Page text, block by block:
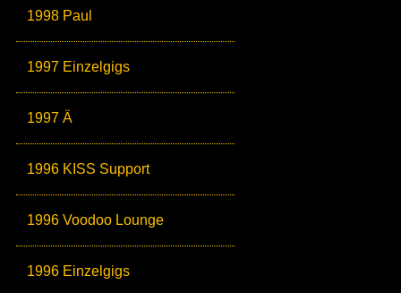
1998 Paul
1997 Einzelgigs
1997 Ä
1996 KISS Support
1996 Voodoo Lounge
1996 Einzelgigs